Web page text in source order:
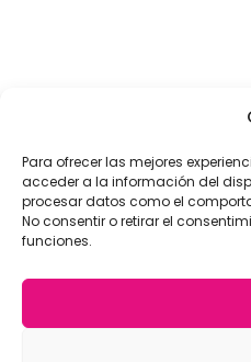
Para ofrecer las mejores
acceder a la información del
procesar datos como el
No consentir o retirar el
funciones.